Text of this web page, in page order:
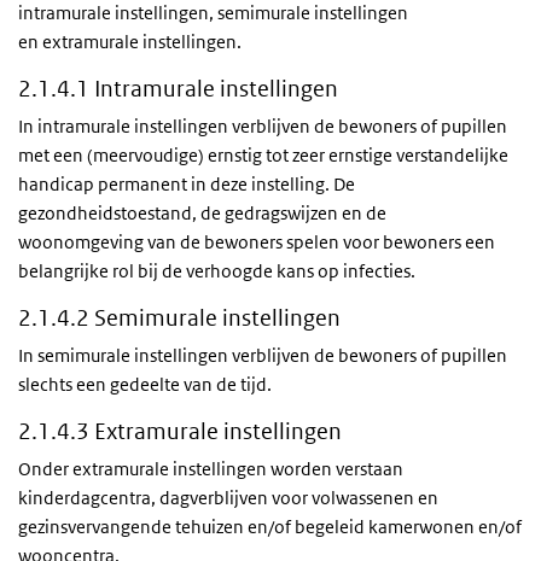
intramurale instellingen, semimurale instellingen
en extramurale instellingen.
2.1.4.1 Intramurale instellingen
In intramurale instellingen verblijven de bewoners of pupillen
met een (meervoudige) ernstig tot zeer ernstige verstandelijke
handicap permanent in deze instelling. De
gezondheidstoestand, de gedragswijzen en de
woonomgeving van de bewoners spelen voor bewoners een
belangrijke rol bij de verhoogde kans op infecties.
2.1.4.2 Semimurale instellingen
In semimurale instellingen verblijven de bewoners of pupillen
slechts een gedeelte van de tijd.
2.1.4.3 Extramurale instellingen
Onder extramurale instellingen worden verstaan
kinderdagcentra, dagverblijven voor volwassenen en
gezinsvervangende tehuizen en/of begeleid kamerwonen en/of
wooncentra.